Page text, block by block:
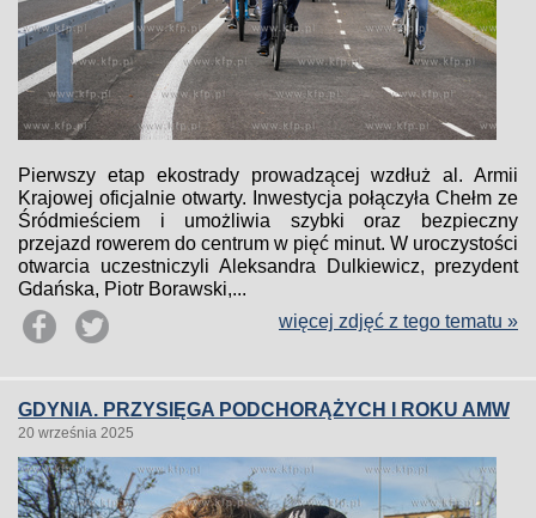
Pierwszy etap ekostrady prowadzącej wzdłuż al. Armii
Krajowej oficjalnie otwarty. Inwestycja połączyła Chełm ze
Śródmieściem i umożliwia szybki oraz bezpieczny
przejazd rowerem do centrum w pięć minut. W uroczystości
otwarcia uczestniczyli Aleksandra Dulkiewicz, prezydent
Gdańska, Piotr Borawski,...
więcej zdjęć z tego tematu »
GDYNIA. PRZYSIĘGA PODCHORĄŻYCH I ROKU AMW
20 września 2025